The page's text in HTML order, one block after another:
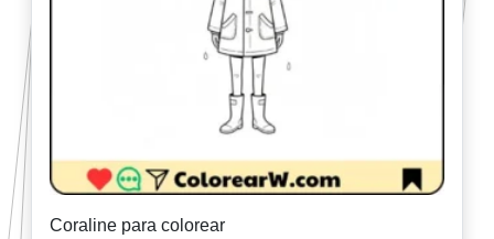
Coraline para colorear